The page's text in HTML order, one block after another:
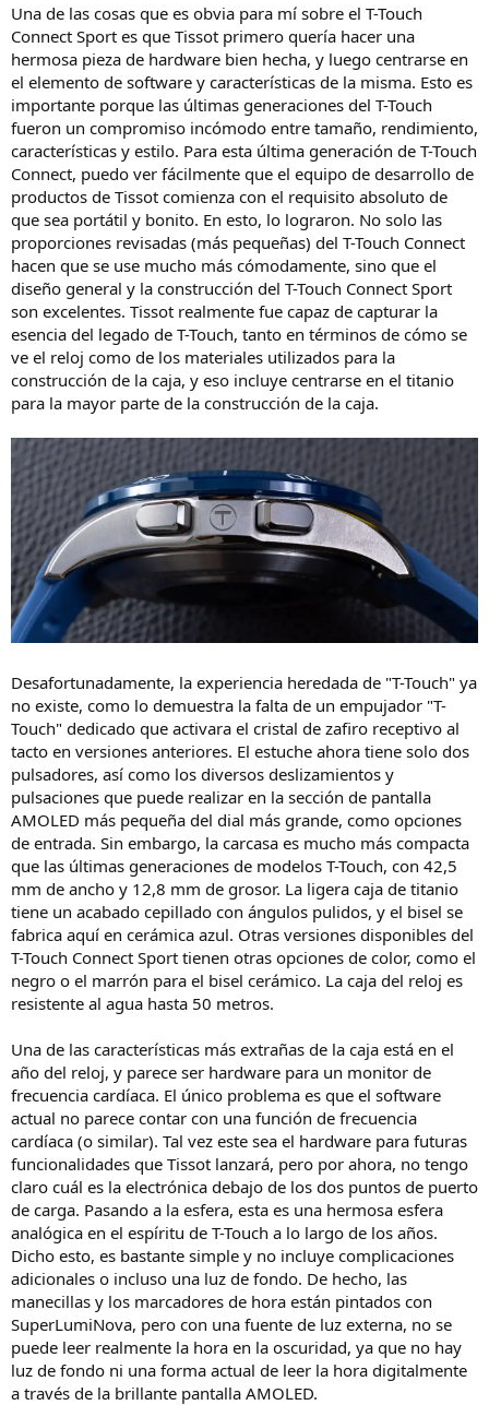
Una de las cosas que es obvia para mí sobre el T-Touch
Connect Sport es que Tissot primero quería hacer una
hermosa pieza de hardware bien hecha, y luego centrarse en
el elemento de software y características de la misma. Esto es
importante porque las últimas generaciones del T-Touch
fueron un compromiso incómodo entre tamaño, rendimiento,
características y estilo. Para esta última generación de T-Touch
Connect, puedo ver fácilmente que el equipo de desarrollo de
productos de Tissot comienza con el requisito absoluto de
que sea portátil y bonito. En esto, lo lograron. No solo las
proporciones revisadas (más pequeñas) del T-Touch Connect
hacen que se use mucho más cómodamente, sino que el
diseño general y la construcción del T-Touch Connect Sport
son excelentes. Tissot realmente fue capaz de capturar la
esencia del legado de T-Touch, tanto en términos de cómo se
ve el reloj como de los materiales utilizados para la
construcción de la caja, y eso incluye centrarse en el titanio
para la mayor parte de la construcción de la caja.
Desafortunadamente, la experiencia heredada de "T-Touch" ya
no existe, como lo demuestra la falta de un empujador "T-
Touch" dedicado que activara el cristal de zafiro receptivo al
tacto en versiones anteriores. El estuche ahora tiene solo dos
pulsadores, así como los diversos deslizamientos y
pulsaciones que puede realizar en la sección de pantalla
AMOLED más pequeña del dial más grande, como opciones
de entrada. Sin embargo, la carcasa es mucho más compacta
que las últimas generaciones de modelos T-Touch, con 42,5
mm de ancho y 12,8 mm de grosor. La ligera caja de titanio
tiene un acabado cepillado con ángulos pulidos, y el bisel se
fabrica aquí en cerámica azul. Otras versiones disponibles del
T-Touch Connect Sport tienen otras opciones de color, como el
negro o el marrón para el bisel cerámico. La caja del reloj es
resistente al agua hasta 50 metros.
Una de las características más extrañas de la caja está en el
año del reloj, y parece ser hardware para un monitor de
frecuencia cardíaca. El único problema es que el software
actual no parece contar con una función de frecuencia
cardíaca (o similar). Tal vez este sea el hardware para futuras
funcionalidades que Tissot lanzará, pero por ahora, no tengo
claro cuál es la electrónica debajo de los dos puntos de puerto
de carga. Pasando a la esfera, esta es una hermosa esfera
analógica en el espíritu de T-Touch a lo largo de los años.
Dicho esto, es bastante simple y no incluye complicaciones
adicionales o incluso una luz de fondo. De hecho, las
manecillas y los marcadores de hora están pintados con
SuperLumiNova, pero con una fuente de luz externa, no se
puede leer realmente la hora en la oscuridad, ya que no hay
luz de fondo ni una forma actual de leer la hora digitalmente
a través de la brillante pantalla AMOLED.